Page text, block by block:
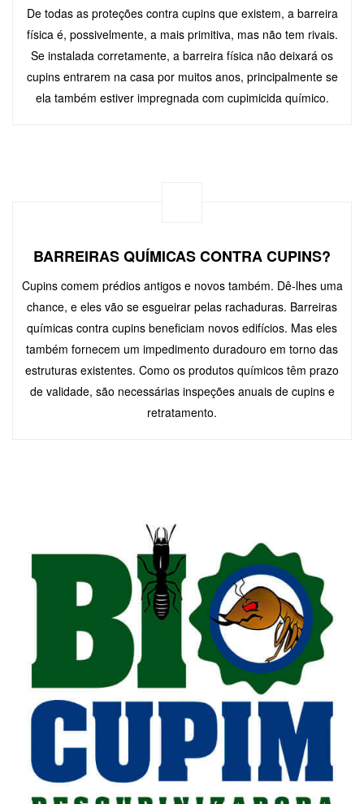
De todas as proteções contra cupins que existem, a barreira
física é, possivelmente, a mais primitiva, mas não tem rivais.
Se instalada corretamente, a barreira física não deixará os
cupins entrarem na casa por muitos anos, principalmente se
ela também estiver impregnada com cupimicida químico.
BARREIRAS QUÍMICAS CONTRA CUPINS?
Cupins comem prédios antigos e novos também. Dê-lhes uma
chance, e eles vão se esgueirar pelas rachaduras. Barreiras
químicas contra cupins beneficiam novos edifícios. Mas eles
também fornecem um impedimento duradouro em torno das
estruturas existentes. Como os produtos químicos têm prazo
de validade, são necessárias inspeções anuais de cupins e
retratamento.